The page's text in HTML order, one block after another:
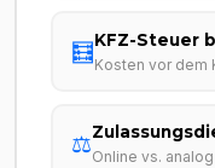
🧮KFZ-Steuer
Kosten vor dem
⚖️Online vs. analog